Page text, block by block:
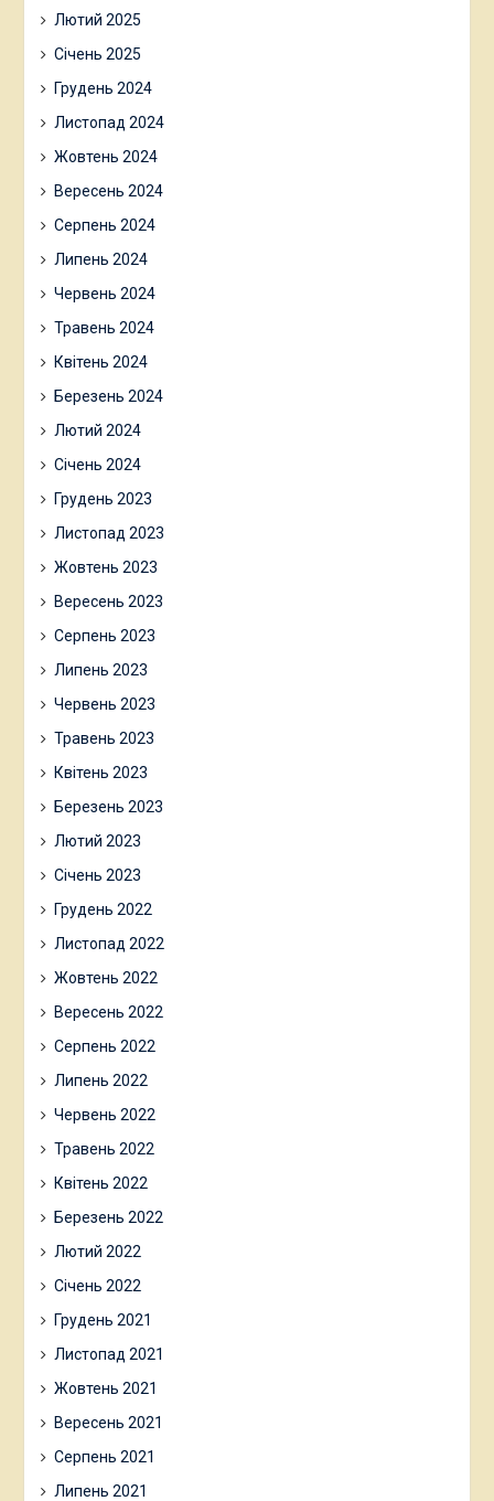
Лютий 2025
Січень 2025
Грудень 2024
Листопад 2024
Жовтень 2024
Вересень 2024
Серпень 2024
Липень 2024
Червень 2024
Травень 2024
Квітень 2024
Березень 2024
Лютий 2024
Січень 2024
Грудень 2023
Листопад 2023
Жовтень 2023
Вересень 2023
Серпень 2023
Липень 2023
Червень 2023
Травень 2023
Квітень 2023
Березень 2023
Лютий 2023
Січень 2023
Грудень 2022
Листопад 2022
Жовтень 2022
Вересень 2022
Серпень 2022
Липень 2022
Червень 2022
Травень 2022
Квітень 2022
Березень 2022
Лютий 2022
Січень 2022
Грудень 2021
Листопад 2021
Жовтень 2021
Вересень 2021
Серпень 2021
Липень 2021